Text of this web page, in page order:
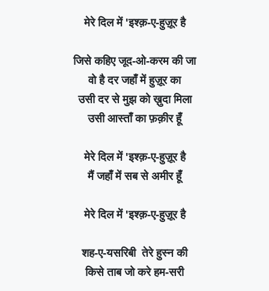
मेरे दिल में 'इश्क़-ए-हुज़ूर है
जिसे कहिए जूद-ओ-करम की जा
वो है दर जहाँ में हुज़ूर का
उसी दर से मुझ को ख़ुदा मिला
उसी आस्ताँ का फ़क़ीर हूँ
मेरे दिल में 'इश्क़-ए-हुज़ूर है
मैं जहाँ में सब से अमीर हूँ
मेरे दिल में 'इश्क़-ए-हुज़ूर है
शह-ए-यसरिबी तेरे हुस्न की
किसे ताब जो करे हम-सरी